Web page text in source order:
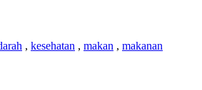
, kesehatan , makan , makanan